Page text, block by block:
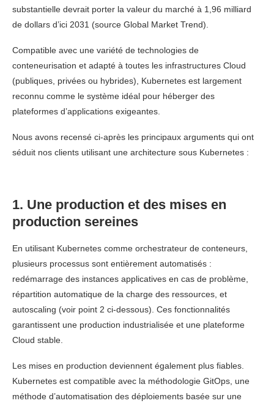
substantielle devrait porter la valeur du marché à 1,96 milliard
de dollars d’ici 2031 (source Global Market Trend).
Compatible avec une variété de technologies de
conteneurisation et adapté à toutes les infrastructures Cloud
(publiques, privées ou hybrides), Kubernetes est largement
reconnu comme le système idéal pour héberger des
plateformes d’applications exigeantes.
Nous avons recensé ci-après les principaux arguments qui ont
séduit nos clients utilisant une architecture sous Kubernetes :
1. Une production et des mises en
production sereines
En utilisant Kubernetes comme orchestrateur de conteneurs,
plusieurs processus sont entièrement automatisés :
redémarrage des instances applicatives en cas de problème,
répartition automatique de la charge des ressources, et
autoscaling (voir point 2 ci-dessous). Ces fonctionnalités
garantissent une production industrialisée et une plateforme
Cloud stable.
Les mises en production deviennent également plus fiables.
Kubernetes est compatible avec la méthodologie GitOps, une
méthode d’automatisation des déploiements basée sur une